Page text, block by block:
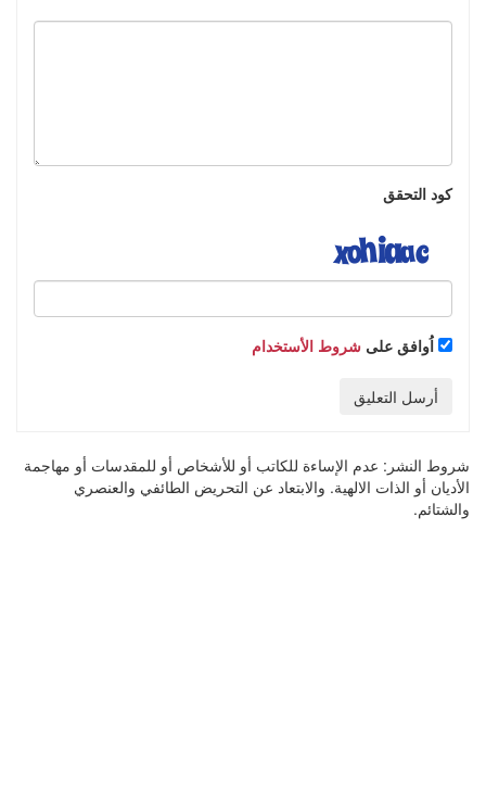
كود التحقق
اُوافق على شروط الأستخدام
أرسل التعليق
شروط النشر: عدم الإساءة للكاتب أو للأشخاص أو للمقدسات أو مهاجمة
الأديان أو الذات الالهية. والابتعاد عن التحريض الطائفي والعنصري
والشتائم.